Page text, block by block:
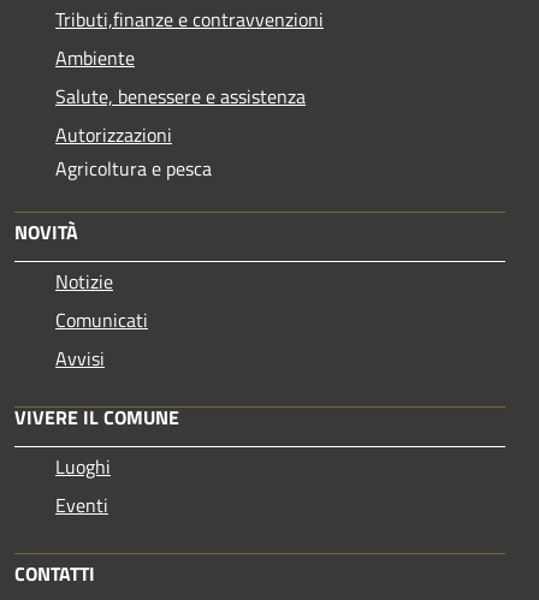
Tributi,finanze e contravvenzioni
Ambiente
Salute, benessere e assistenza
Autorizzazioni
Agricoltura e pesca
NOVITÀ
Notizie
Comunicati
Avvisi
VIVERE IL COMUNE
Luoghi
Eventi
CONTATTI